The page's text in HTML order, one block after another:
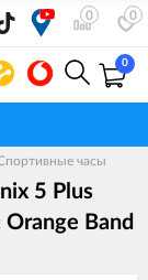
0 0
0
часы
5 Plus
Band